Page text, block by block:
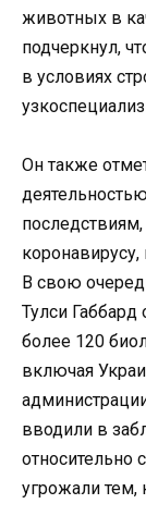
животных в
подчеркнул,
в условиях
Он также
В свою
Тулси Габбард
более 120
включая
вводили в
относительно
угрожали тем,